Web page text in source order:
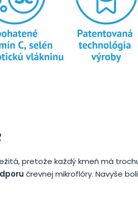
pretože každý kmeň má
črevnej mikroflóry. Navyše